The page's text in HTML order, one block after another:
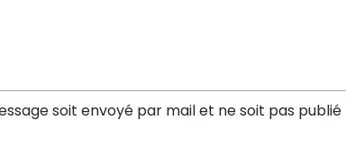
soit envoyé par mail et ne soit pas publié